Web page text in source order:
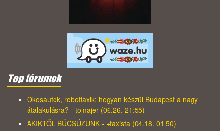
Top fórumok
Okosautók, robottaxik: hogyan készül Budapest a nagy
átalakulásra? - tomajer (06.26. 21:55)
AKIKTŐL BÚCSÚZUNK - +taxista (04.18. 01:50)